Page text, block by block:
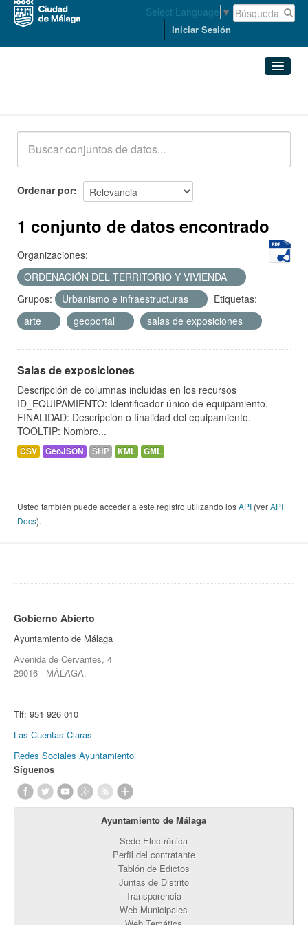
Select Language ▼
Iniciar Sesión
Acerca de
Ordenar por
1 conjunto de datos encontrado
Organizaciones:
ORDENACIÓN DEL TERRITORIO Y VIVIENDA
Grupos:
Urbanismo e infraestructuras
Etiquetas:
arte
geoportal salas de exposiciones
Salas de exposiciones
Descripción de columnas incluidas en los recursos
ID_EQUIPAMIENTO: Identificador único de equipamiento.
FINALIDAD: Descripción o finalidad del equipamiento.
TOOLTIP: Nombre...
CSV GeoJSON SHP KML GML
Usted también puede acceder a este registro utilizando losAPI (verAPI
Docs).
Gobierno Abierto
Ayuntamiento de Málaga
Avenida de Cervantes, 4
29016 - MÁLAGA.
Tlf: 951 926 010
Las Cuentas Claras
Redes Sociales Ayuntamiento
Síguenos
Ayuntamiento de Málaga
Sede Electrónica
Perfil del contratante
Tablón de Edictos
Juntas de Distrito
Transparencia
Web Municipales